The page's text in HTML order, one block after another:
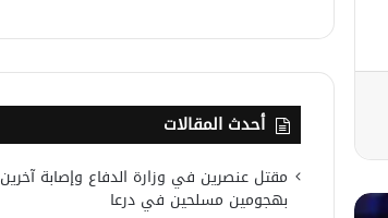
أحدث المقالات
مقتل عنصرين في وزارة الدفاع وإصابة آخرين
بهجومين مسلحين في درعا